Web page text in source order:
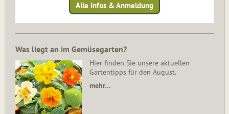
Alle Infos & Anmeldung
Was liegt an im Gemüsegarten?
Hier finden Sie unsere aktuellen
Gartentipps für den August.
mehr…